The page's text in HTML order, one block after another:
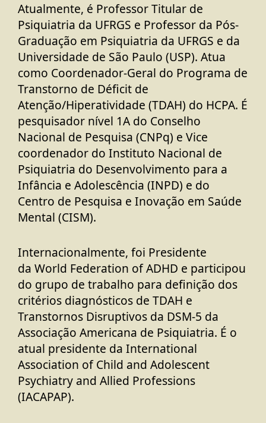
Atualmente, é Professor Titular de
Psiquiatria da UFRGS e Professor da Pós-
Graduação em Psiquiatria da UFRGS e da
Universidade de São Paulo (USP). Atua
como Coordenador-Geral do Programa de
Transtorno de Déficit de
Atenção/Hiperatividade (TDAH) do HCPA. É
pesquisador nível 1A do Conselho
Nacional de Pesquisa (CNPq) e Vice
coordenador do Instituto Nacional de
Psiquiatria do Desenvolvimento para a
Infância e Adolescência (INPD) e do
Centro de Pesquisa e Inovação em Saúde
Mental (CISM).
Internacionalmente, foi Presidente
da World Federation of ADHD e participou
do grupo de trabalho para definição dos
critérios diagnósticos de TDAH e
Transtornos Disruptivos da DSM-5 da
Associação Americana de Psiquiatria. É o
atual presidente da International
Association of Child and Adolescent
Psychiatry and Allied Professions
(IACAPAP).